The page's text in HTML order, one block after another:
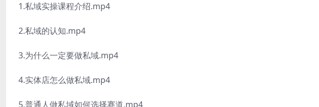
1.私域实操课程介绍.mp4
2.私域的认知.mp4
3.为什么一定要做私域.mp4
4.实体店怎么做私域.mp4
5.普通人做私域如何选择赛道.mp4